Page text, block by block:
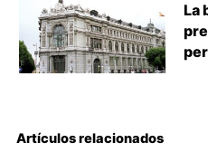
La
Artículos relacionados